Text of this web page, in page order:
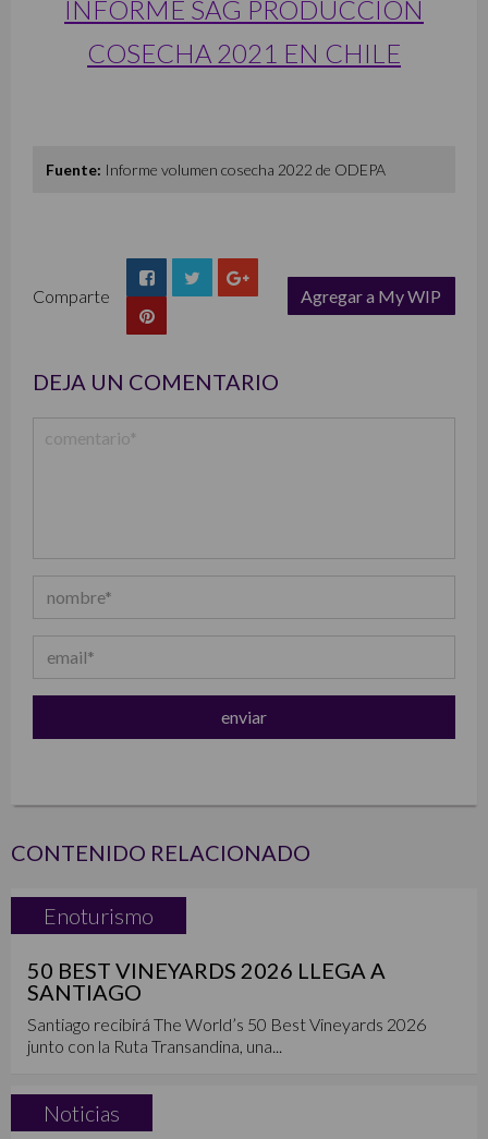
INFORME SAG PRODUCCIÓN
COSECHA 2021 EN CHILE
Fuente: Informe volumen cosecha 2022 de ODEPA
Comparte
Agregar a My WIP
DEJA UN COMENTARIO
CONTENIDO RELACIONADO
Enoturismo
50 BEST VINEYARDS 2026 LLEGA A
SANTIAGO
Santiago recibirá The World’s 50 Best Vineyards 2026
junto con la Ruta Transandina, una...
Noticias